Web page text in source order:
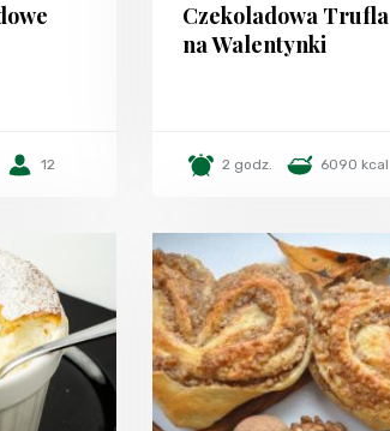
12
Czekoladowa Trufla
na Walentynki
2 godz. 6090 kcal